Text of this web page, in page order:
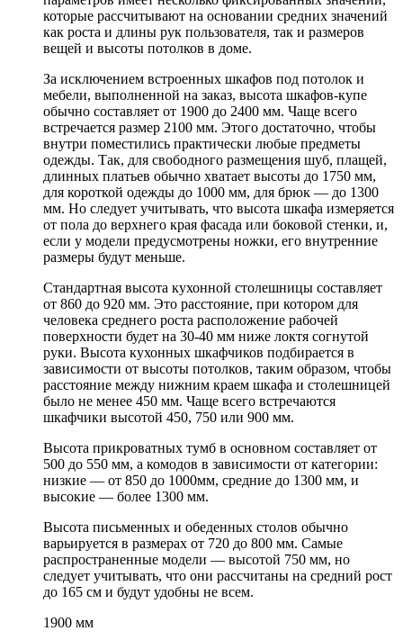
которые рассчитывают на основании средних значений
как роста и длины рук пользователя, так и размеров
вещей и высоты потолков в доме.
За исключением встроенных шкафов под потолок и
мебели, выполненной на заказ, высота шкафов-купе
обычно составляет от 1900 до 2400 мм. Чаще всего
встречается размер 2100 мм. Этого достаточно, чтобы
внутри поместились практически любые предметы
одежды. Так, для свободного размещения шуб, плащей,
длинных платьев обычно хватает высоты до 1750 мм,
для короткой одежды до 1000 мм, для брюк — до 1300
мм. Но следует учитывать, что высота шкафа измеряется
от пола до верхнего края фасада или боковой стенки, и,
если у модели предусмотрены ножки, его внутренние
размеры будут меньше.
Стандартная высота кухонной столешницы составляет
от 860 до 920 мм. Это расстояние, при котором для
человека среднего роста расположение рабочей
поверхности будет на 30-40 мм ниже локтя согнутой
руки. Высота кухонных шкафчиков подбирается в
зависимости от высоты потолков, таким образом, чтобы
расстояние между нижним краем шкафа и столешницей
было не менее 450 мм. Чаще всего встречаются
шкафчики высотой 450, 750 или 900 мм.
Высота прикроватных тумб в основном составляет от
500 до 550 мм, а комодов в зависимости от категории:
низкие — от 850 до 1000мм, средние до 1300 мм, и
высокие — более 1300 мм.
Высота письменных и обеденных столов обычно
варьируется в размерах от 720 до 800 мм. Самые
распространенные модели — высотой 750 мм, но
следует учитывать, что они рассчитаны на средний рост
до 165 см и будут удобны не всем.
1900 мм